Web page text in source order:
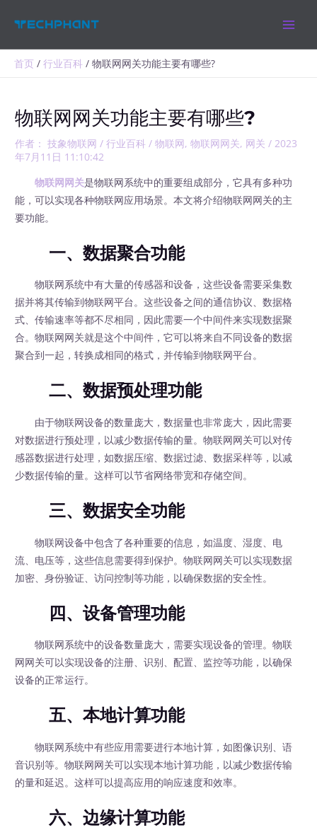
首页 行业百科 物联网网关功能主要有哪些?
物联网网关功能主要有哪些?
作者： 技象物联网/行业百科 /物联网,物联网网关, 网关 /2023
年7月11日 11:10:42
物联网网关是物联网系统中的重要组成部分，它具有多种功
能，可以实现各种物联网应用场景。本文将介绍物联网网关的主
要功能。
一、数据聚合功能
物联网系统中有大量的传感器和设备，这些设备需要采集数
据并将其传输到物联网平台。这些设备之间的通信协议、数据格
式、传输速率等都不尽相同，因此需要一个中间件来实现数据聚
合。物联网网关就是这个中间件，它可以将来自不同设备的数据
聚合到一起，转换成相同的格式，并传输到物联网平台。
二、数据预处理功能
由于物联网设备的数量庞大，数据量也非常庞大，因此需要
对数据进行预处理，以减少数据传输的量。物联网网关可以对传
感器数据进行处理，如数据压缩、数据过滤、数据采样等，以减
少数据传输的量。这样可以节省网络带宽和存储空间。
三、数据安全功能
物联网设备中包含了各种重要的信息，如温度、湿度、电
流、电压等，这些信息需要得到保护。物联网网关可以实现数据
加密、身份验证、访问控制等功能，以确保数据的安全性。
四、设备管理功能
物联网系统中的设备数量庞大，需要实现设备的管理。物联
网网关可以实现设备的注册、识别、配置、监控等功能，以确保
设备的正常运行。
五、本地计算功能
物联网系统中有些应用需要进行本地计算，如图像识别、语
音识别等。物联网网关可以实现本地计算功能，以减少数据传输
的量和延迟。这样可以提高应用的响应速度和效率。
六、边缘计算功能